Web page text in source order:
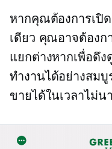
หากคุณต้องการเปิ
เดียว คุณอาจต้องก
แยกต่างหากเพื่อดึ
ทำงานได้อย่างสม
ขายได้ในเวลาไม่น